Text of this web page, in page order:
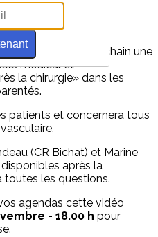
le 18 novembre prochain une
médical et
la chirurgie» dans les
patients et concernera tous
(CR Bichat) et Marine
après la
toutes les questions.
agendas cette vidéo
- 18.00 h pour